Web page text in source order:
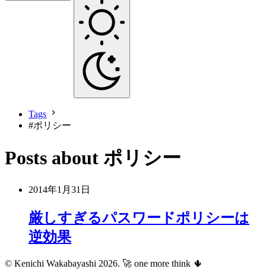
Tags
#ポリシー
Posts about ポリシー
2014年1月31日
厳しすぎるパスワードポリシーは
逆効果
© Kenichi Wakabayashi 2026. 🚀 one more think 🌵